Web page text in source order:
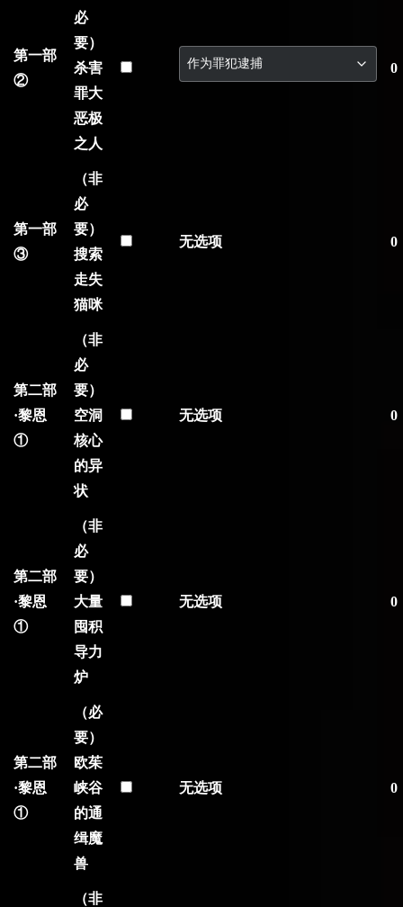
第一部
②
必
要）
杀害
罪大
恶极
之人
0
第一部
③
（非
必
要）
搜索
走失
猫咪
无选项 0
第二部
·黎恩
①
（非
必
要）
空洞
核心
的异
状
无选项 0
第二部
·黎恩
①
（非
必
要）
大量
囤积
导力
炉
无选项 0
第二部
·黎恩
①
（必
要）
欧茱
峡谷
的通
缉魔
兽
无选项 0
（非